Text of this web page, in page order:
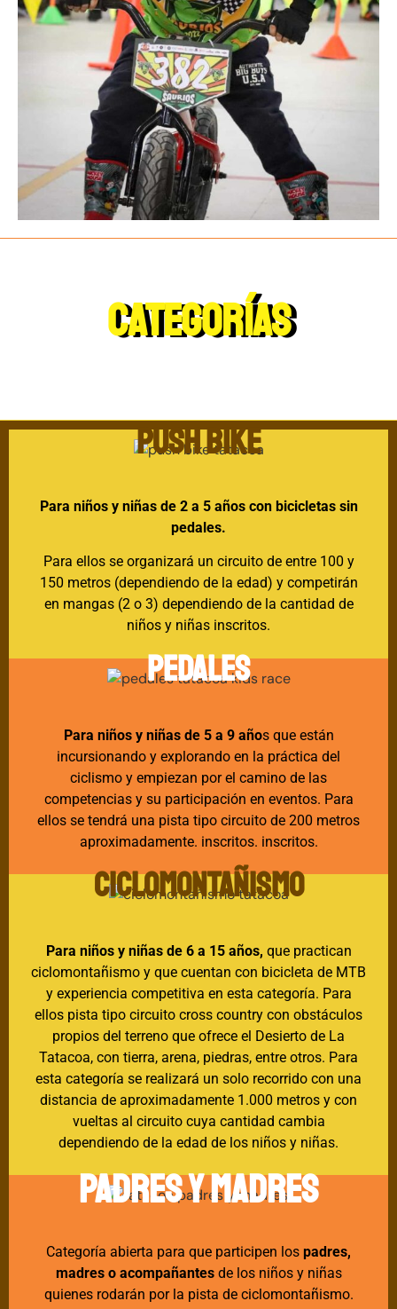
CATEGORÍAS
PUSH BIKE
Para niños y niñas de 2 a 5 años con bicicletas sin
pedales.
Para ellos se organizará un circuito de entre 100 y
150 metros (dependiendo de la edad) y competirán
en mangas (2 o 3) dependiendo de la cantidad de
niños y niñas inscritos.
PEDALES
Para niños y niñas de 5 a 9 añosque están
incursionando y explorando en la práctica del
ciclismo y empiezan por el camino de las
competencias y su participación en eventos. Para
ellos se tendrá una pista tipo circuito de 200 metros
aproximadamente. inscritos. inscritos.
CICLOMONTAÑISMO
Para niños y niñas de 6 a 15 años, que practican
ciclomontañismo y que cuentan con bicicleta de MTB
y experiencia competitiva en esta categoría. Para
ellos pista tipo circuito cross country con obstáculos
propios del terreno que ofrece el Desierto de La
Tatacoa, con tierra, arena, piedras, entre otros. Para
esta categoría se realizará un solo recorrido con una
distancia de aproximadamente 1.000 metros y con
vueltas al circuito cuya cantidad cambia
dependiendo de la edad de los niños y niñas.
PADRES Y MADRES
Categoría abierta para que participen los padres,
madres o acompañantes de los niños y niñas
quienes rodarán por la pista de ciclomontañismo.